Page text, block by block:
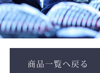
商品一覧へ戻る